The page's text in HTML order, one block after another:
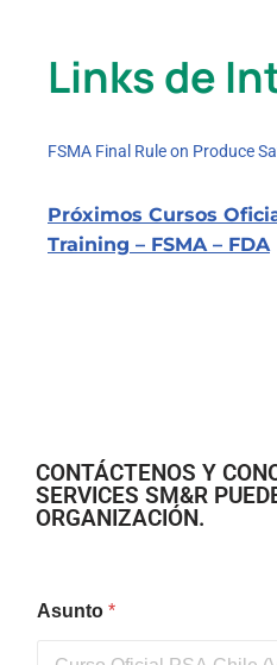
Links de
FSMA Final Rule on Produce
Próximos Cursos
Training – FSMA – FDA
CONTÁCTENOS Y
SERVICES SM&R
ORGANIZACIÓN.
Asunto *